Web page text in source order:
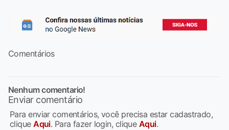
Comentários
Nenhum comentario!
Enviar comentário
Para enviar comentários, você precisa estar cadastrado,
cliqueAqui. Para fazer login, clique Aqui.